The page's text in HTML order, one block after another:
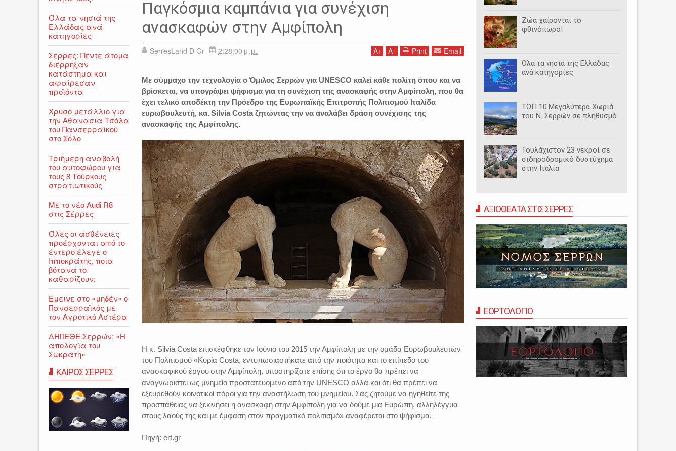
Παγκόσμια καμπάνια για συνέχιση
ανασκαφών στην Αμφίπολη
SerresLand D Gr 2:28:00 μ.μ. A+ A- Print Email
Με σύμμαχο την τεχνολογία ο Όμιλος Σερρών για UNESCO καλεί κάθε πολίτη όπου και να
βρίσκεται, να υπογράψει ψήφισμα για τη συνέχιση της ανασκαφής στην Αμφίπολη, που θα
έχει τελικό αποδέκτη την Πρόεδρο της Ευρωπαϊκής Επιτροπής Πολιτισμού Ιταλίδα
ευρωβουλευτή, κα. Silvia Costa ζητώντας την να αναλάβει δράση συνέχισης της
ανασκαφής της Αμφίπολης.
Η κ. Silvia Costa επισκέφθηκε τον Ιούνιο του 2015 την Αμφίπολη με την ομάδα Ευρωβουλευτών
του Πολιτισμού «Κυρία Costa, εντυπωσιαστήκατε από την ποιότητα και το επίπεδο του
ανασκαφικού έργου στην Αμφίπολη, υποστηρίξατε επίσης ότι το έργο θα πρέπει να
αναγνωριστεί ως μνημείο προστατευόμενο από την UNESCO αλλά και ότι θα πρέπει να
εξευρεθούν κοινοτικοί πόροι για την αναστήλωση του μνημείου. Σας ζητούμε να ηγηθείτε της
προσπάθειας να ξεκινήσει η ανασκαφή στην Αμφίπολη για να δούμε μια Ευρώπη, αλληλέγγυα
στους λαούς της και με έμφαση στον πραγματικό πολιτισμό» αναφέρεται στο ψήφισμα.
Πηγή: ert.gr
Ζώα χαίρονται το
φθινόπωρο!
Όλα τα νησιά της Ελλάδας
ανά κατηγορίες
ΤΟΠ 10 Μεγαλύτερα Χωριά
του Ν. Σερρών σε πληθυσμό
Τουλάχιστον 23 νεκροί σε
σιδηροδρομικό δυστύχημα
στην Ιταλία
ΑΞΙΟΘΕΑΤΑ ΣΤΙΣ ΣΕΡΡΕΣ
ΕΟΡΤΟΛΟΓΙΟ
Όλα τα νησιά της
Ελλάδας ανά
κατηγορίες
Σέρρες: Πέντε άτομα
διέρρηξαν
κατάστημα και
αφαίρεσαν
προϊόντα
Χρυσό μετάλλιο για
την Αθανασία Τσόλα
του Πανσερραϊκού
στο Σόλο
Τριήμερη αναβολή
του αυτοφώρου για
τους 8 Τούρκους
στρατιωτικούς
Με το νέο Audi R8
στις Σέρρες
Όλες οι ασθένειες
προέρχονται από το
έντερο έλεγε ο
Ιπποκράτης, ποια
βότανα το
καθαρίζουν;
Εμεινε στο «μηδέν» o
Πανσερραϊκός με
τον Αγροτικό Αστέρα
ΔΗΠΕΘΕ Σερρών: «Η
απολογία του
Σωκράτη»
ΚΑΙΡΟΣ ΣΕΡΡΕΣ